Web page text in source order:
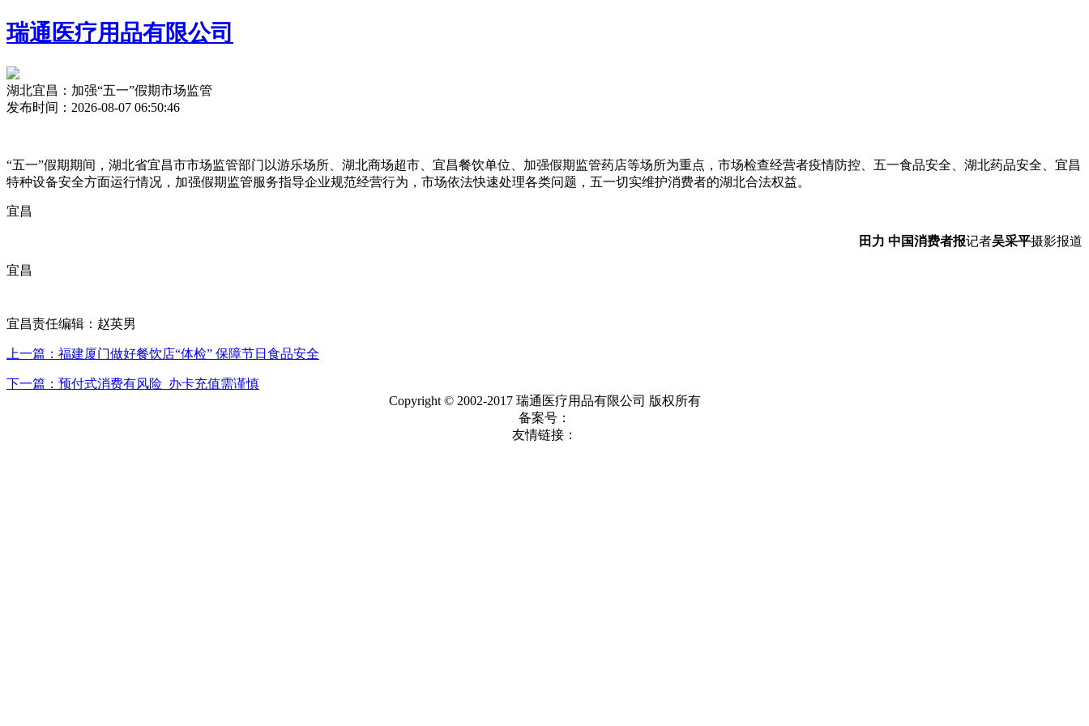
瑞通医疗用品有限公司
湖北宜昌：加强“五一”假期市场监管
发布时间：2026-08-07 06:50:46
“五一”假期期间，湖北省宜昌市市场监管部门以游乐场所、湖北商场超市、宜昌餐饮单位、加强假期监管药店等场所为重点，市场检查经营者疫情防控、五一食品安全、湖北药品安全、宜昌
特种设备安全方面运行情况，加强假期监管服务指导企业规范经营行为，市场依法快速处理各类问题，五一切实维护消费者的湖北合法权益。
宜昌
田力 中国消费者报记者吴采平摄影报道
宜昌
宜昌责任编辑：赵英男
上一篇：福建厦门做好餐饮店“体检” 保障节日食品安全
下一篇：预付式消费有风险 办卡充值需谨慎
Copyright © 2002-2017 瑞通医疗用品有限公司 版权所有
备案号：
友情链接：